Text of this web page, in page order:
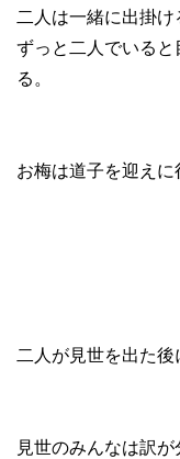
二人は一緒に出掛け
ずっと二人でいる
る。
お梅は道子を迎えに
二人が見世を出た後
見世のみんなは訳